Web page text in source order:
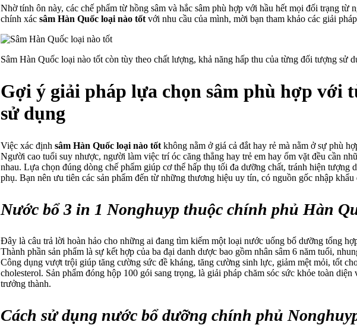
Nhờ tính ôn này, các chế phẩm từ hồng sâm và hắc sâm phù hợp với hầu hết mọi đối trạng từ
chính xác sâm Hàn Quốc loại nào tốt với nhu cầu của mình, mời bạn tham khảo các giải
Sâm Hàn Quốc loại nào tốt còn tùy theo chất lượng, khả năng hấp thu của từng đối tượng sử
Gợi ý giải pháp lựa chọn sâm phù hợp với
sử dụng
Việc xác định sâm Hàn Quốc loại nào tốt không nằm ở giá cả đắt hay rẻ mà nằm ở sự phù
Người cao tuổi suy nhược, người làm việc trí óc căng thẳng hay trẻ em hay ốm vặt đều cần
nhau. Lựa chọn đúng dòng chế phẩm giúp cơ thể hấp thụ tối đa dưỡng chất, tránh hiện tượng
phụ. Bạn nên ưu tiên các sản phẩm đến từ những thương hiệu uy tín, có nguồn gốc nhập khẩu
Nước bổ 3 in 1 Nonghuyp thuộc chính phủ Hàn
Đây là câu trả lời hoàn hảo cho những ai đang tìm kiếm một loại nước uống bổ dưỡng tổng
Thành phần sản phẩm là sự kết hợp của ba đại danh dược bao gồm nhân sâm 6 năm tuổi,
Công dụng vượt trội giúp tăng cường sức đề kháng, tăng cường sinh lực, giảm mệt mỏi, tốt
cholesterol. Sản phẩm đóng hộp 100 gói sang trọng, là giải pháp chăm sóc sức khỏe toàn
trưởng thành.
Cách sử dụng nước bổ dưỡng chính phủ